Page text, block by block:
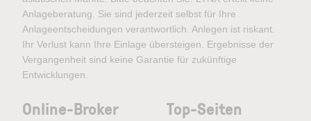
Anlageberatung. Sie sind jederzeit selbst für Ihre
Anlageentscheidungen verantwortlich. Anlegen ist riskant.
Ihr Verlust kann Ihre Einlage übersteigen. Ergebnisse der
Vergangenheit sind keine Garantie für zukünftige
Entwicklungen.
Online-Broker Top-Seiten